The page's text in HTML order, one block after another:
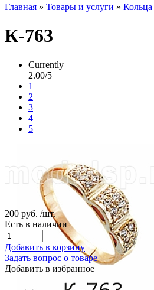
Главная » Товары и услуги » Кольца
К-763
Currently
2.00/5
1
2
3
4
5
200 руб. /шт.
Есть в наличии
Добавить в корзину
Задать вопрос о товаре
Добавить в избранное